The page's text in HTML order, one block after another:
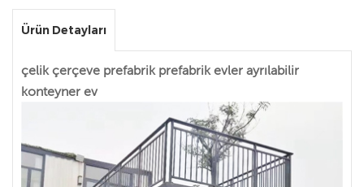
Ürün Detayları
çelik çerçeve prefabrik prefabrik evler ayrılabilir
konteyner ev